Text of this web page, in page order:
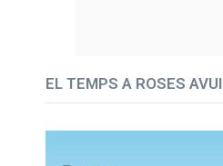
EL TEMPS A ROSES AVUI